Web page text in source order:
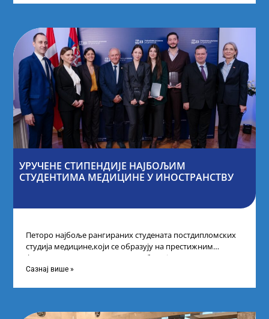
УРУЧЕНЕ СТИПЕНДИЈЕ НАЈБОЉИМ
СТУДЕНТИМА МЕДИЦИНЕ У ИНОСТРАНСТВУ
Петоро најбоље рангираних студената постдипломских
студија медицине,који се образују на престижним
факултетима у иностранству, добило је
додатнестипендије од по 10.000
Сазнај више »